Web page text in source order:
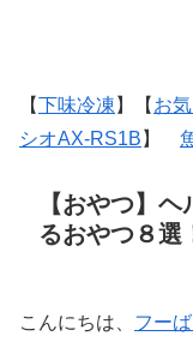
【下味冷凍 】【 お
シオAX-RS1B 】
【おやつ】
るおやつ８選
こんにちは、 フー